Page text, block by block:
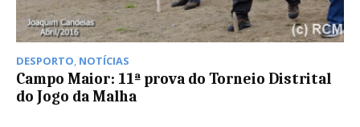
DESPORTO, NOTÍCIAS
Campo Maior: 11ª prova do Torneio Distrital
do Jogo da Malha